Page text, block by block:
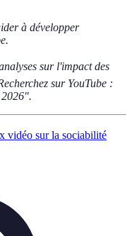
à développer
sur l'impact des
sur YouTube :
vidéo sur la sociabilité